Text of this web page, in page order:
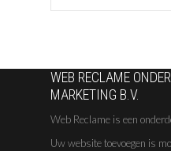
WEB RECLAME
MARKETING B.V.
Web Reclame is een
Uw website toevoegen is